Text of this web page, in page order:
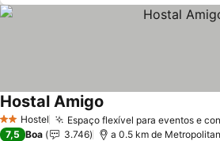
2 Estrelas
Hostel Espaço flexível para eventos e
Hostal Amigo
7,5 Boa 3.746 a 0.5 km de